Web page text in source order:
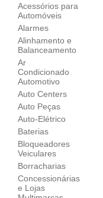
Acessórios para
Automóveis
Alarmes
Alinhamento e
Balanceamento
Ar
Condicionado
Automotivo
Auto Centers
Auto Peças
Auto-Elétrico
Baterias
Bloqueadores
Veiculares
Borracharias
Concessionárias
e Lojas